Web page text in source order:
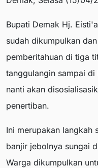
Bupati Demak Hj.
sudah dikumpulkan
pemberitahuan di tiga
tanggulangin sampai di
nanti akan
penertiban.
Ini merupakan langkah
banjir jebolnya sungai
Warga dikumpulkan